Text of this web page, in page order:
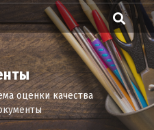
оценки качества